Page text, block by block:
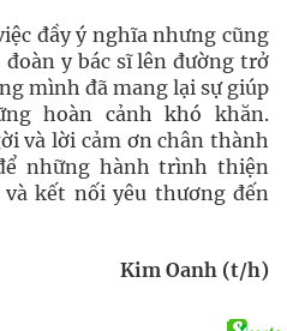
đầy ý nghĩa nhưng cũng
y bác sĩ lên đường trở
mình đã mang lại sự giúp
hoàn cảnh khó khăn.
và lời cảm ơn chân thành
những hành trình thiện
kết nối yêu thương đến
Kim Oanh (t/h)